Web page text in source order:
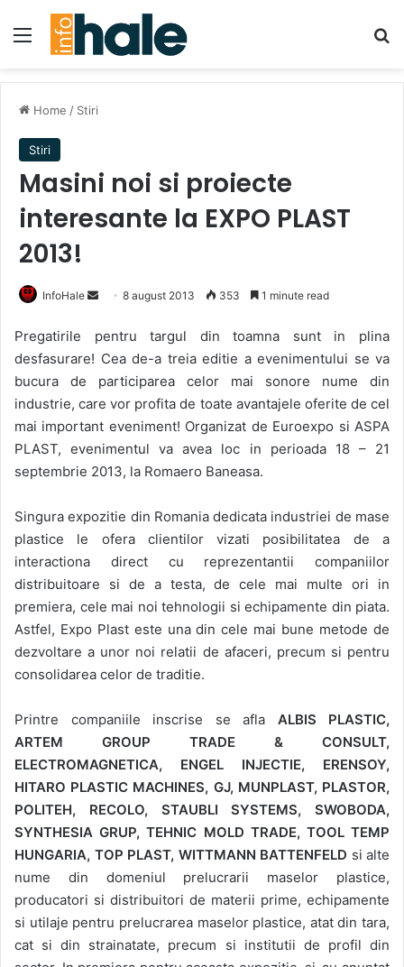
Menu
Home / Stiri
Stiri
Masini noi si proiecte
interesante la EXPO PLAST
2013!
InfoHale
Send
email
8 august 2013 353 1 minute read
Pregatirile pentru targul din toamna sunt in plina
desfasurare! Cea de-a treia editie a evenimentului se va
bucura de participarea celor mai sonore nume din
industrie, care vor profita de toate avantajele oferite de cel
mai important eveniment! Organizat de Euroexpo si ASPA
PLAST, evenimentul va avea loc in perioada 18 – 21
septembrie 2013, la Romaero Baneasa.
Singura expozitie din Romania dedicata industriei de mase
plastice le ofera clientilor vizati posibilitatea de a
interactiona direct cu reprezentantii companiilor
distribuitoare si de a testa, de cele mai multe ori in
premiera, cele mai noi tehnologii si echipamente din piata.
Astfel, Expo Plast este una din cele mai bune metode de
dezvoltare a unor noi relatii de afaceri, precum si pentru
consolidarea celor de traditie.
Printre companiile inscrise se afla ALBIS PLASTIC,
ARTEM GROUP TRADE & CONSULT,
ELECTROMAGNETICA, ENGEL INJECTIE, ERENSOY,
HITARO PLASTIC MACHINES, GJ, MUNPLAST, PLASTOR,
POLITEH, RECOLO, STAUBLI SYSTEMS, SWOBODA,
SYNTHESIA GRUP, TEHNIC MOLD TRADE, TOOL TEMP
HUNGARIA, TOP PLAST, WITTMANN BATTENFELD si alte
nume din domeniul prelucrarii maselor plastice,
producatori si distribuitori de materii prime, echipamente
si utilaje pentru prelucrarea maselor plastice, atat din tara,
cat si din strainatate, precum si institutii de profil din